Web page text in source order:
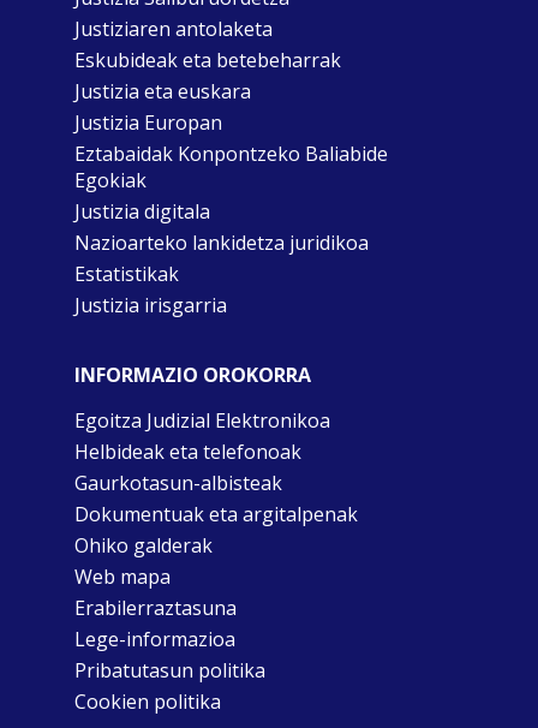
Justiziaren antolaketa
Eskubideak eta betebeharrak
Justizia eta euskara
Justizia Europan
Eztabaidak Konpontzeko Baliabide
Egokiak
Justizia digitala
Nazioarteko lankidetza juridikoa
Estatistikak
Justizia irisgarria
INFORMAZIO OROKORRA
Egoitza Judizial Elektronikoa
Helbideak eta telefonoak
Gaurkotasun-albisteak
Dokumentuak eta argitalpenak
Ohiko galderak
Web mapa
Erabilerraztasuna
Lege-informazioa
Pribatutasun politika
Cookien politika